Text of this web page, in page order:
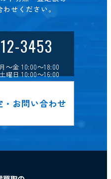
せください。
3453
～金 10:00～18:00
曜日 10:00～16:00
・お問い合わせ